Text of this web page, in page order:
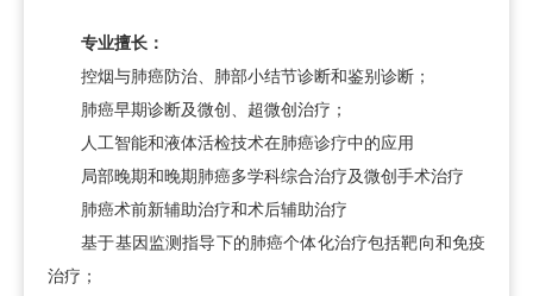
专业擅长：
控烟与肺癌防治、肺部小结节诊断和鉴别诊断；
肺癌早期诊断及微创、超微创治疗；
人工智能和液体活检技术在肺癌诊疗中的应用
局部晚期和晚期肺癌多学科综合治疗及微创手术治疗
肺癌术前新辅助治疗和术后辅助治疗
基于基因监测指导下的肺癌个体化治疗包括靶向和免疫
治疗；